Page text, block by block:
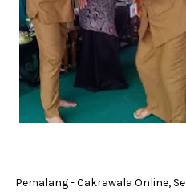
Pemalang - Cakrawala Online,